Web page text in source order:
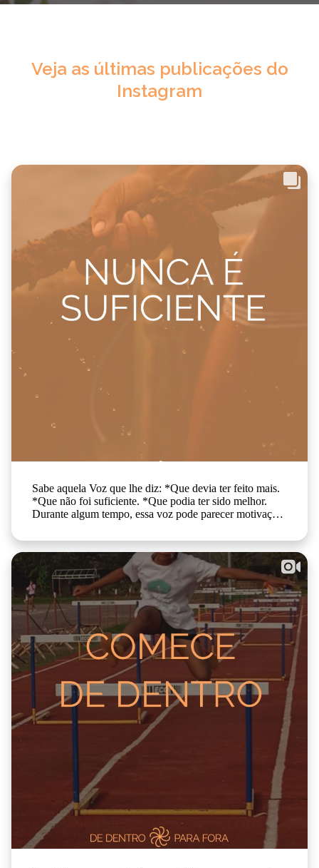
Veja as últimas publicações do
Instagram
Sabe aquela Voz que lhe diz: *Que devia ter feito mais.
*Que não foi suficiente. *Que podia ter sido melhor.
Durante algum tempo, essa voz pode parecer motivação.
crescer, a manter o foco e a não ficar parada. Mas há
um #Limite, que quando é ultrapassado, muda tudo.
Quando: - a #Exigência se transforma em pressão -
nenhum resultado é suficiente - o descanso parece um
desperdício - a crítica interna nunca pára.... Já Não
Está A Falar De #Motivação. Está a falar de #Cobrança.
E a Cobrança não a faz crescer. Desgasta-a. Afasta-a de
si. E com o tempo, esgota-a. Crescer não exige que seja
constantemente dura consigo. Mas sim que aprenda a ser
tão cuidadosa com o seu descanso como é com o seu
trabalho.